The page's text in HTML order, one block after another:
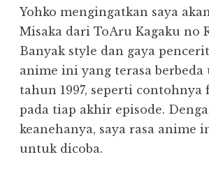
Yohko mengingatkan saya
Misaka dari ToAru Kagaku no
Banyak style dan gaya
anime ini yang terasa
tahun 1997, seperti contohnya
pada tiap akhir episode.
keanehanya, saya rasa anime
untuk dicoba.